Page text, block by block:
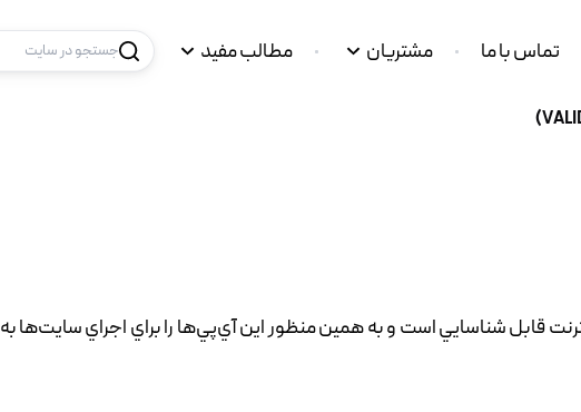
تماس با ما مشتریان مطالب مفید جستجو در سایت
قابل شناسايي است و به همين منظور اين آي‌پي‌ها را براي اجراي سايت‌ها به